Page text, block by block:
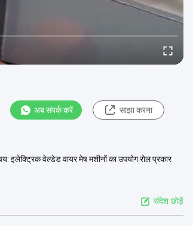
अब संपर्क करें साझा करना
वेल्डेड वायर मेष मशीनों का उपयोग रोल प्रकार
संदेश छोड़ें